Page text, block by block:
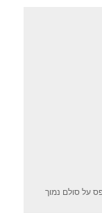
על סולם נמוך